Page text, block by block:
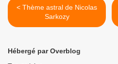
< Thème astral de Nicolas
Sarkozy
Hébergé par Overblog